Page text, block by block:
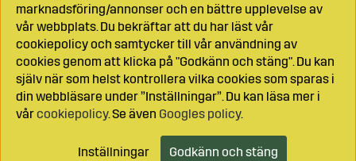
marknadsföring/annonser och en bättre upplevelse av
vår webbplats. Du bekräftar att du har läst vår
cookiepolicy och samtycker till vår användning av
cookies genom att klicka på "Godkänn och stäng". Du kan
själv när som helst kontrollera vilka cookies som sparas i
din webbläsare under ”Inställningar”. Du kan läsa mer i
vårcookiepolicy. Se även Googles policy.
Inställningar Godkänn och stäng